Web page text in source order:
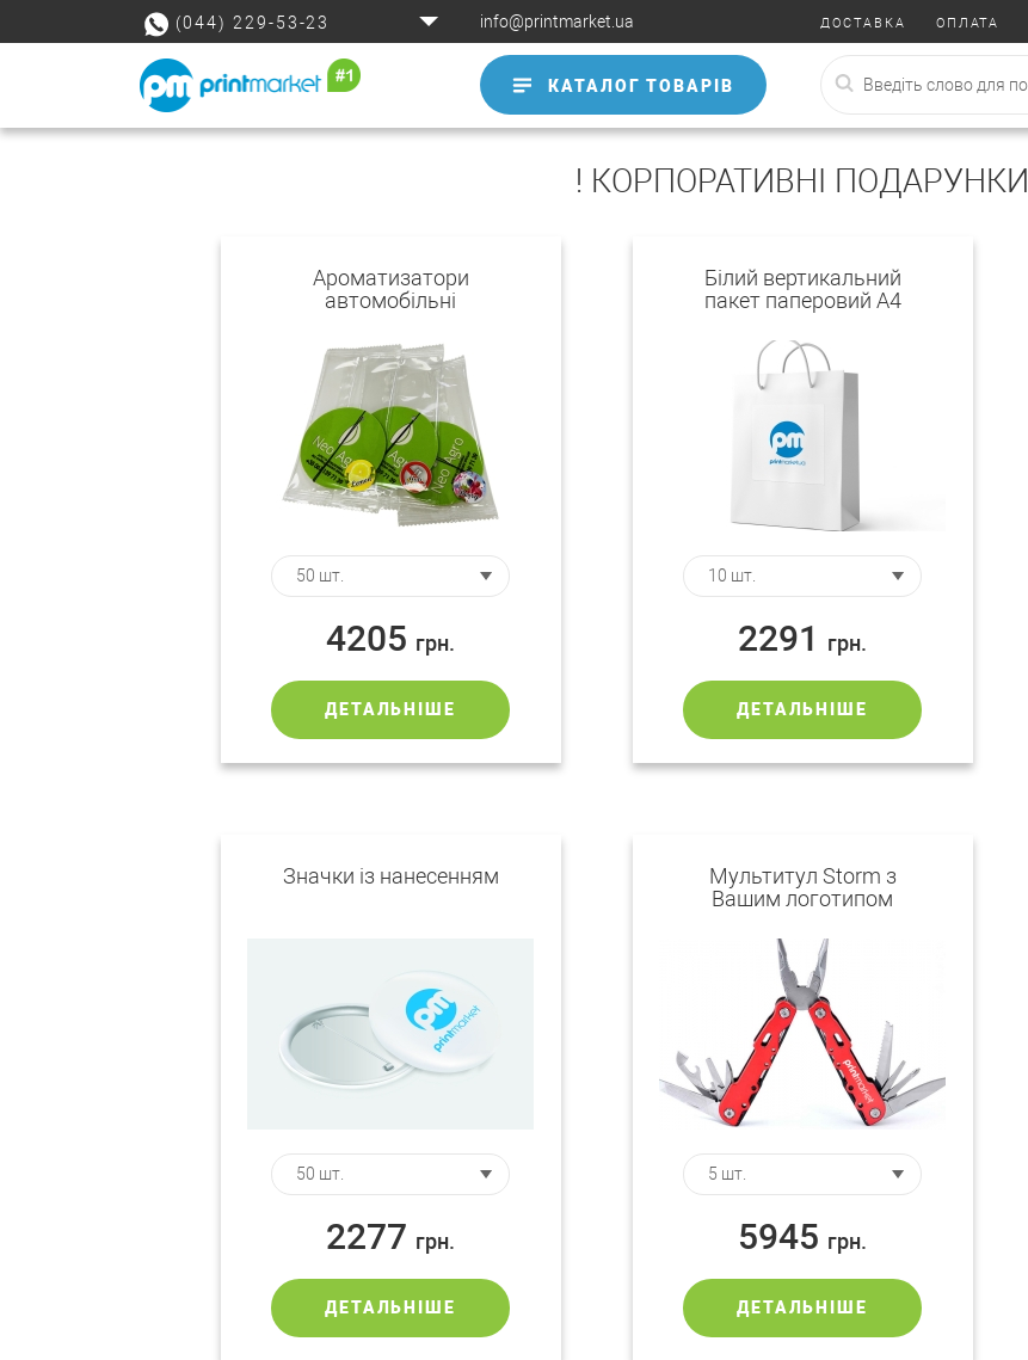
(044) 229-53-23 info@printmarket.ua ДОСТАВКА ОПЛАТА
КАТАЛОГ ТОВАРІВ
! КОРПОРАТИВНІ ПОДАРУНКИ
Ароматизатори
автомобільні
4205 грн.
ДЕТАЛЬНІШЕ
Білий вертикальний
пакет паперовий А4
2291 грн.
ДЕТАЛЬНІШЕ
Значки із нанесенням
2277 грн.
ДЕТАЛЬНІШЕ
Мультитул Storm з
Вашим логотипом
5945 грн.
ДЕТАЛЬНІШЕ